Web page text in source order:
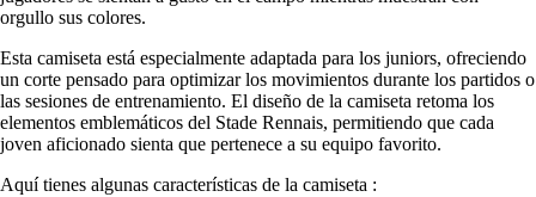
orgullo sus colores.
Esta camiseta está especialmente adaptada para los juniors, ofreciendo
un corte pensado para optimizar los movimientos durante los partidos o
las sesiones de entrenamiento. El diseño de la camiseta retoma los
elementos emblemáticos del Stade Rennais, permitiendo que cada
joven aficionado sienta que pertenece a su equipo favorito.
Aquí tienes algunas características de la camiseta :